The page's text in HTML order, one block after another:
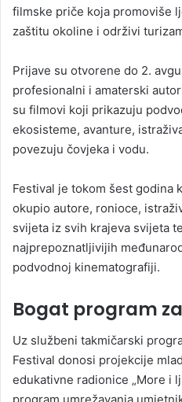
filmske priče koja promoviše
zaštitu okoline i održivi
Prijave su otvorene do 2.
profesionalni i amaterski
su filmovi koji prikazuju
ekosisteme, avanture,
povezuju čovjeka i vodu.
Festival je tokom šest godina
okupio autore, ronioce,
svijeta iz svih krajeva svijeta
najprepoznatljivijih
podvodnoj kinematografiji.
Bogat program
Uz službeni takmičarski
Festival donosi projekcije
edukativne radionice „More i